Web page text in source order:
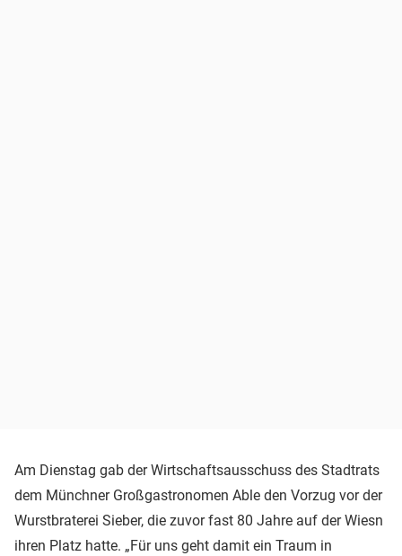
Am Dienstag gab der Wirtschaftsausschuss des Stadtrats
dem Münchner Großgastronomen Able den Vorzug vor der
Wurstbraterei Sieber, die zuvor fast 80 Jahre auf der Wiesn
ihren Platz hatte. „Für uns geht damit ein Traum in